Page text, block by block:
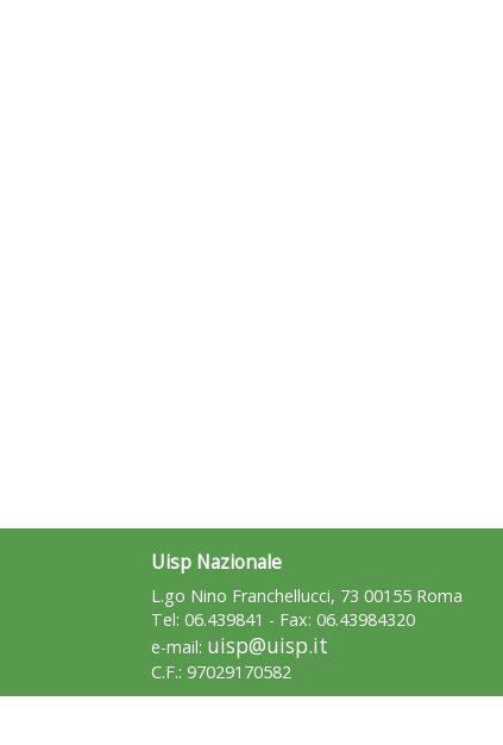
Uisp Nazionale
L.go Nino Franchellucci, 73 00155 Roma
Tel: 06.439841 - Fax: 06.43984320
e-mail: uisp@uisp.it
C.F.: 97029170582